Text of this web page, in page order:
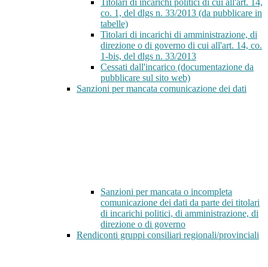
Titolari di incarichi politici di cui all'art. 14,
co. 1, del dlgs n. 33/2013 (da pubblicare in
tabelle)
Titolari di incarichi di amministrazione, di
direzione o di governo di cui all'art. 14, co.
1-bis, del dlgs n. 33/2013
Cessati dall'incarico (documentazione da
pubblicare sul sito web)
Sanzioni per mancata comunicazione dei dati
Sanzioni per mancata o incompleta
comunicazione dei dati da parte dei titolari
di incarichi politici, di amministrazione, di
direzione o di governo
Rendiconti gruppi consiliari regionali/provinciali